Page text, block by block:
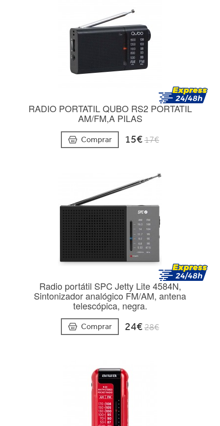
RADIO PORTATIL QUBO RS2 PORTATIL
AM/FM,A PILAS
Comprar 15€17€
Radio portátil SPC Jetty Lite 4584N,
Sintonizador analógico FM/AM, antena
telescópica, negra.
Comprar 24€28€